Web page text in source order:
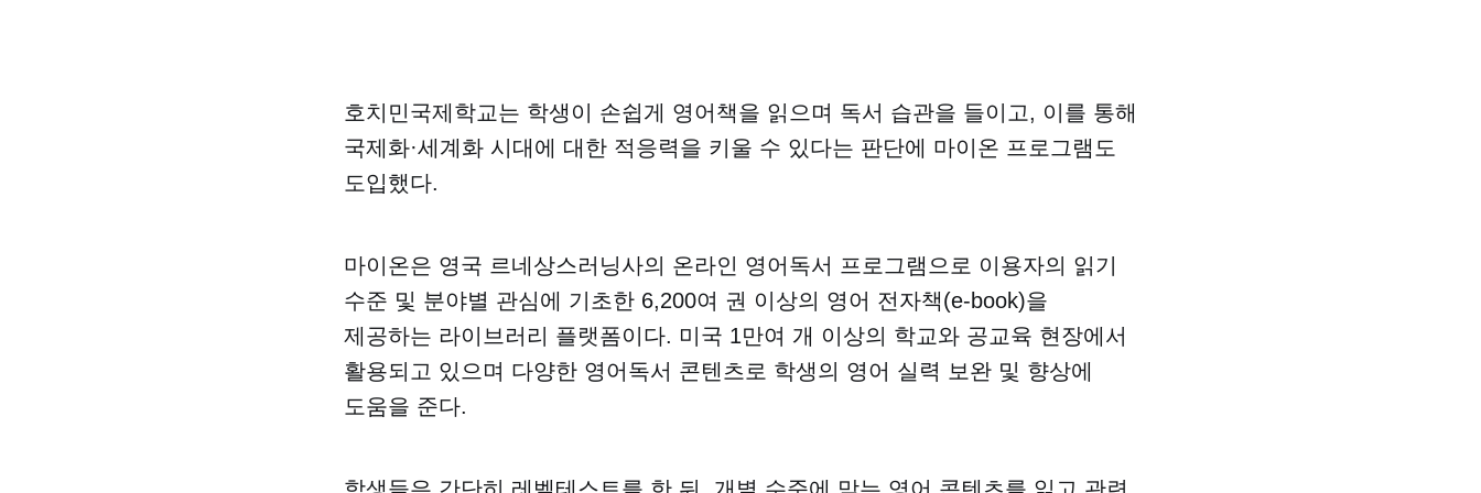
호치민국제학교는 학생이 손쉽게 영어책을 읽으며 독서 습관을 들이고, 이를 통해
국제화·세계화 시대에 대한 적응력을 키울 수 있다는 판단에 마이온 프로그램도
도입했다.
마이온은 영국 르네상스러닝사의 온라인 영어독서 프로그램으로 이용자의 읽기
수준 및 분야별 관심에 기초한 6,200여 권 이상의 영어 전자책(e-book)을
제공하는 라이브러리 플랫폼이다. 미국 1만여 개 이상의 학교와 공교육 현장에서
활용되고 있으며 다양한 영어독서 콘텐츠로 학생의 영어 실력 보완 및 향상에
도움을 준다.
학생들은 간단히 레벨테스트를 한 뒤, 개별 수준에 맞는 영어 콘텐츠를 읽고 관련